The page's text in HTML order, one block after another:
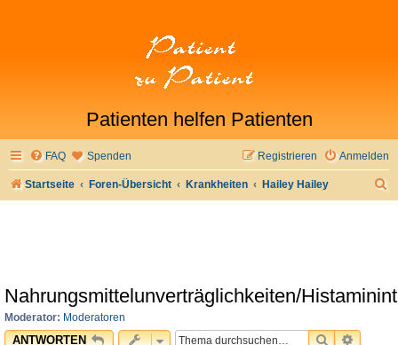
Patienten helfen Patienten
FAQ Spenden Anmelden
Registrieren
Startseite Foren-Übersicht Krankheiten Hailey Hailey
Nahrungsmittelunverträglichkeiten/
Moderator: Moderatoren
ANTWORTEN SUCHE